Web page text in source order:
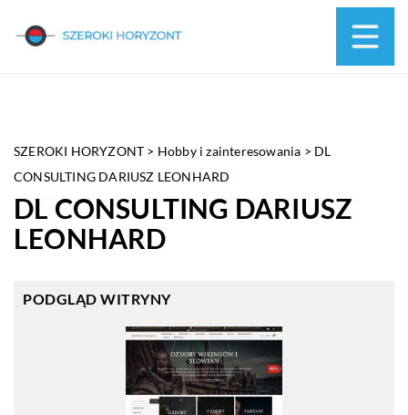
SZEROKI HORYZONT > Hobby i zainteresowania > DL
CONSULTING DARIUSZ LEONHARD
DL CONSULTING DARIUSZ
LEONHARD
PODGLĄD WITRYNY